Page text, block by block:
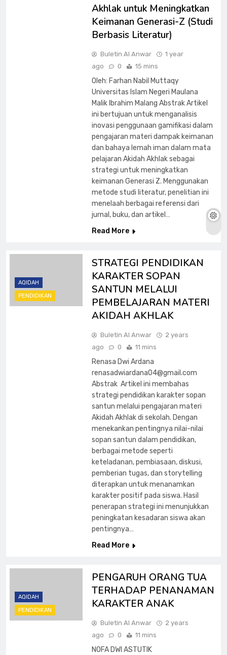
Akhlak untuk Meningkatkan
Keimanan Generasi-Z (Studi
Berbasis Literatur)
Buletin Al Anwar
1 year
ago
0 15 mins
Oleh: Farhan Nabil Muttaqy
Universitas Islam Negeri Maulana
Malik Ibrahim Malang Abstrak Artikel
ini bertujuan untuk menganalisis
inovasi penggunaan gamifikasi dalam
pengajaran materi dampak keimanan
dan bahaya lemah iman dalam mata
pelajaran Akidah Akhlak sebagai
strategi untuk meningkatkan
keimanan Generasi Z. Menggunakan
metode studi literatur, penelitian ini
menelaah berbagai referensi dari
jurnal, buku, dan artikel…
Read More
AQIDAH
PENDIDIKAN
STRATEGI PENDIDIKAN
KARAKTER SOPAN
SANTUN MELALUI
PEMBELAJARAN MATERI
AKIDAH AKHLAK
Buletin Al Anwar
2 years
ago
0 11 mins
Renasa Dwi Ardana
renasadwiardana04@gmail.com
Abstrak Artikel ini membahas
strategi pendidikan karakter sopan
santun melalui pengajaran materi
Akidah Akhlak di sekolah. Dengan
menekankan pentingnya nilai-nilai
sopan santun dalam pendidikan,
berbagai metode seperti
keteladanan, pembiasaan, diskusi,
pemberian tugas, dan storytelling
diterapkan untuk menanamkan
karakter positif pada siswa. Hasil
penerapan strategi ini menunjukkan
peningkatan kesadaran siswa akan
pentingnya…
Read More
AQIDAH
PENDIDIKAN
PENGARUH ORANG TUA
TERHADAP PENANAMAN
KARAKTER ANAK
Buletin Al Anwar
2 years
ago
0 11 mins
NOFA DWI ASTUTIK